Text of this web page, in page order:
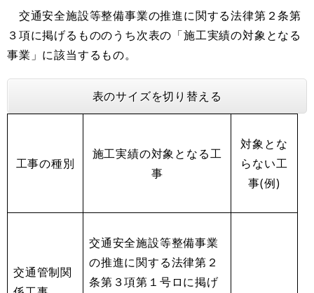
交通安全施設等整備事業の推進に関する法律第２条第
３項に掲げるもののうち次表の「施工実績の対象となる
事業」に該当するもの。
表のサイズを切り替える
工事の種別
施工実績の対象となる工
事
対象とな
らない工
事(例)
交通管制関
交通安全施設等整備事業
の推進に関する法律第２
条第３項第１号ロに掲げ